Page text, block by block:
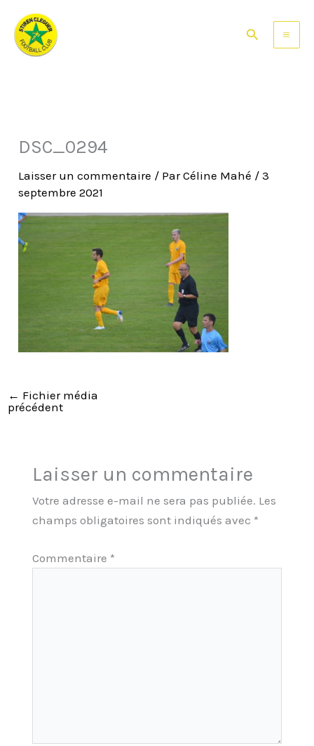
contenu
Rechercher
DSC_0294
Laisser un commentaire / ParCéline Mahé /3
septembre 2021
← Fichier média
précédent
Laisser un commentaire
Votre adresse e-mail ne sera pas publiée. Les
champs obligatoires sont indiqués avec *
Commentaire *